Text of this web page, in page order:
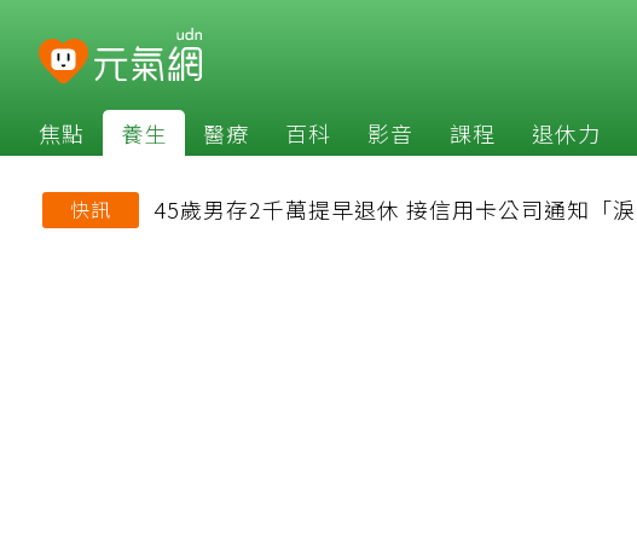
焦點 養生 醫療 百科 影音 課程 退休力
快訊 45歲男存2千萬提早退休 接信用卡公司通知「